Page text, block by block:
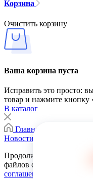
Корзина
Очистить корзину
Ваша корзина пуста
Исправить это просто:
товар и нажмите кнопку
В каталог
Главная
Новости
Продолжая использовать
файлов cookie в
соглашением